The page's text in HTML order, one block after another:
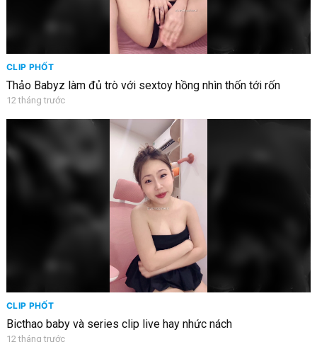
CLIP PHỐT
Thảo Babyz làm đủ trò với sextoy hồng nhìn thốn tới rốn
12 tháng trước
CLIP PHỐT
Bicthao baby và series clip live hay nhức nách
12 tháng trước